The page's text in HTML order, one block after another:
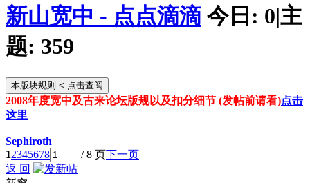
新山宽中 - 点点滴滴 今日: 0|主
题: 359
本版块规则 < 点击查阅
2008年度宽中及古来论坛版规以及扣分细节 (发帖前请看)点击
这里
Sephiroth
12345678 / 8 页下一页
返 回